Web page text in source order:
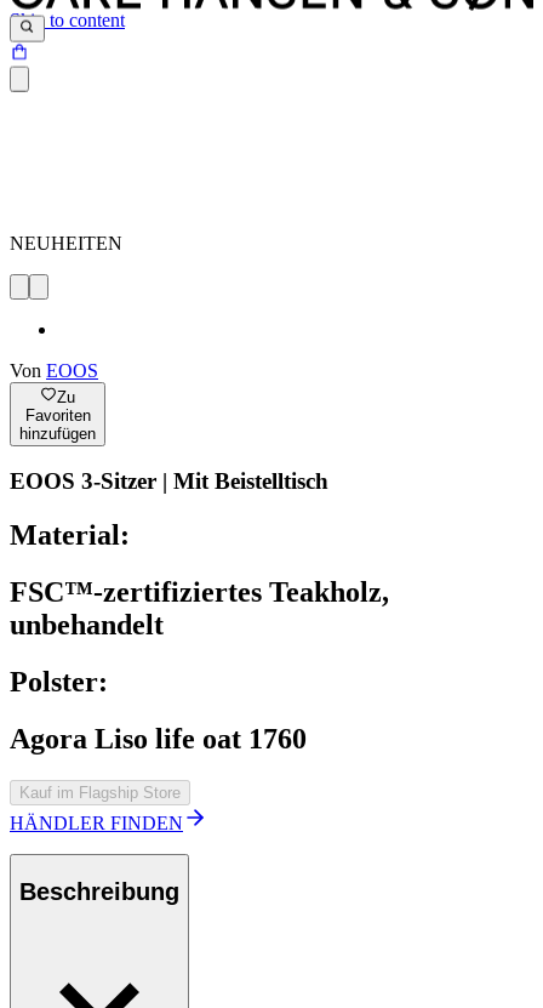
Skip to content
NEUHEITEN
Von EOOS
Zu
Favoriten
hinzufügen
EOOS 3-Sitzer | Mit Beistelltisch
Material:
FSC™-zertifiziertes Teakholz,
unbehandelt
Polster:
Agora Liso life oat 1760
Kauf im Flagship Store
HÄNDLER FINDEN
Beschreibung